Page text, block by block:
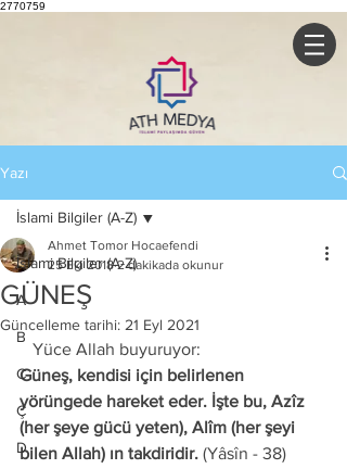
2770759
Yazı
İslami Bilgiler (A-Z)
A
B
C
Ç
D
İslami Bilgiler (A-Z)
GÜNEŞ
Ahmet Tomor Hocaefendi
25 Eki 2018 2 dakikada okunur
Güncelleme tarihi: 21 Eyl 2021
   Yüce Allah buyuruyor:
Güneş, kendisi için belirlenen
yörüngede hareket eder. İşte bu, Azîz
(her şeye gücü yeten), Alîm (her şeyi
bilen Allah) ın takdiridir. (Yâsîn - 38)